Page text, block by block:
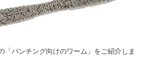
「パンチング向けのワーム」をご紹介しま